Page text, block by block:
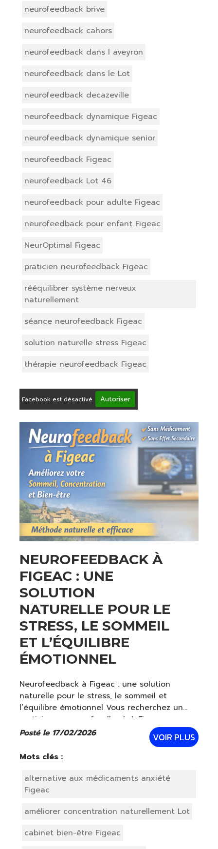
neurofeedback brive
neurofeedback cahors
neurofeedback dans l aveyron
neurofeedback dans le Lot
neurofeedback decazeville
neurofeedback dynamique Figeac
neurofeedback dynamique senior
neurofeedback Figeac
neurofeedback Lot 46
neurofeedback pour adulte Figeac
neurofeedback pour enfant Figeac
NeurOptimal Figeac
praticien neurofeedback Figeac
rééquilibrer système nerveux
naturellement
séance neurofeedback Figeac
solution naturelle stress Figeac
thérapie neurofeedback Figeac
Facebook est désactivé. Autoriser
NEUROFEEDBACK À
FIGEAC : UNE
SOLUTION
NATURELLE POUR LE
STRESS, LE SOMMEIL
ET L’ÉQUILIBRE
ÉMOTIONNEL
Neurofeedback à Figeac : une solution
naturelle pour le stress, le sommeil et
l’équilibre émotionnel Vous recherchez un
praticien en neurofeedback à Figeac pour
mieux gérer votre stress, améliorer votre
sommeil ou retrouver une stabilité
émotionnelle
Posté le 17/02/2026 VOIR PLUS
Mots clés :
alternative aux médicaments anxiété
Figeac
améliorer concentration naturellement Lot
cabinet bien-être Figeac